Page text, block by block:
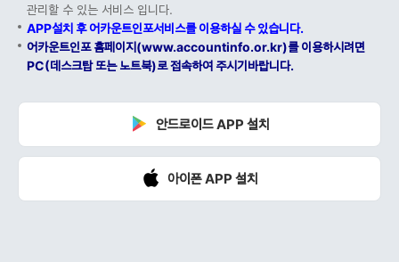
관리할 수 있는 서비스 입니다.
APP설치 후 어카운트인포서비스를 이용하실 수 있습니다.
어카운트인포 홈페이지(www.accountinfo.or.kr)를 이용하시려면
PC(데스크탑 또는 노트북)로 접속하여 주시기바랍니다.
안드로이드 APP 설치
아이폰 APP 설치